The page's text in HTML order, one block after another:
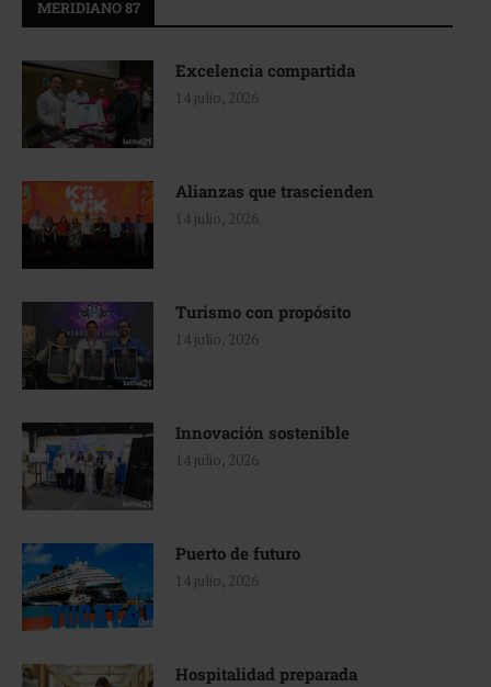
MERIDIANO 87
Excelencia compartida
14 julio, 2026
Alianzas que trascienden
14 julio, 2026
Turismo con propósito
14 julio, 2026
Innovación sostenible
14 julio, 2026
Puerto de futuro
14 julio, 2026
Hospitalidad preparada